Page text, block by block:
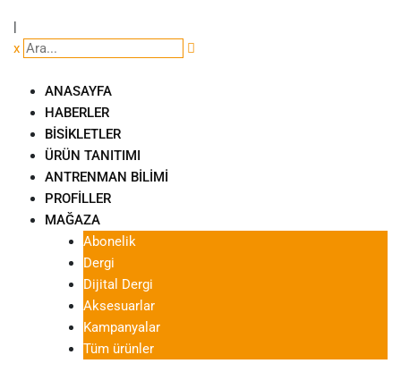
|
x
ANASAYFA
HABERLER
BISIKLETLER
ÜRÜN TANITIMI
ANTRENMAN BILIMI
PROFILLER
MAĞAZA
Abonelik
Dergi
Dijital Dergi
Aksesuarlar
Kampanyalar
Tüm ürünler